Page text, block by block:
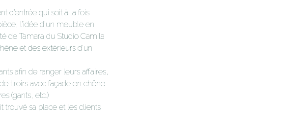
d’entrée qui soit à la fois
l’idée d’un meuble en
de Tamara du StudioCamila
et des extérieurs d’un
afin de ranger leurs affaires,
tiroirs avec façade en chêne
(gants, etc.)
trouvé sa place et les clients